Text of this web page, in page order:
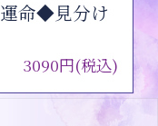
命◆見分け
3090円(税込)